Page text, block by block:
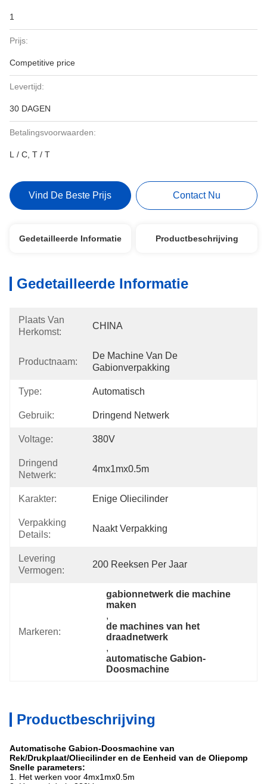
1
Prijs:
Competitive price
Levertijd:
30 DAGEN
Betalingsvoorwaarden:
L / C, T / T
Vind De Beste Prijs Contact Nu
Gedetailleerde Informatie Productbeschrijving
Gedetailleerde Informatie
Plaats Van
Herkomst:
CHINA
Productnaam:
De Machine Van De
Gabionverpakking
Type: Automatisch
Gebruik: Dringend Netwerk
Voltage: 380V
Dringend
Netwerk:
4mx1mx0.5m
Karakter: Enige Oliecilinder
Verpakking
Details:
Naakt Verpakking
Levering
Vermogen:
200 Reeksen Per Jaar
Markeren:
gabionnetwerk die machine
maken
,
de machines van het
draadnetwerk
,
automatische Gabion-
Doosmachine
Productbeschrijving
Automatische Gabion-Doosmachine van
Rek/Drukplaat/Oliecilinder en de Eenheid van de Oliepomp
Snelle parameters:
1. Het werken voor 4mx1mx0.5m